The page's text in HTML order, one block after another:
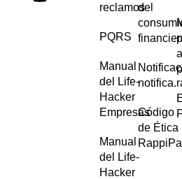
reclamos
PQRS
Manual
del Life-
Hacker
Empresas
Manual
del Life-
Hacker
del
Código
de Ética